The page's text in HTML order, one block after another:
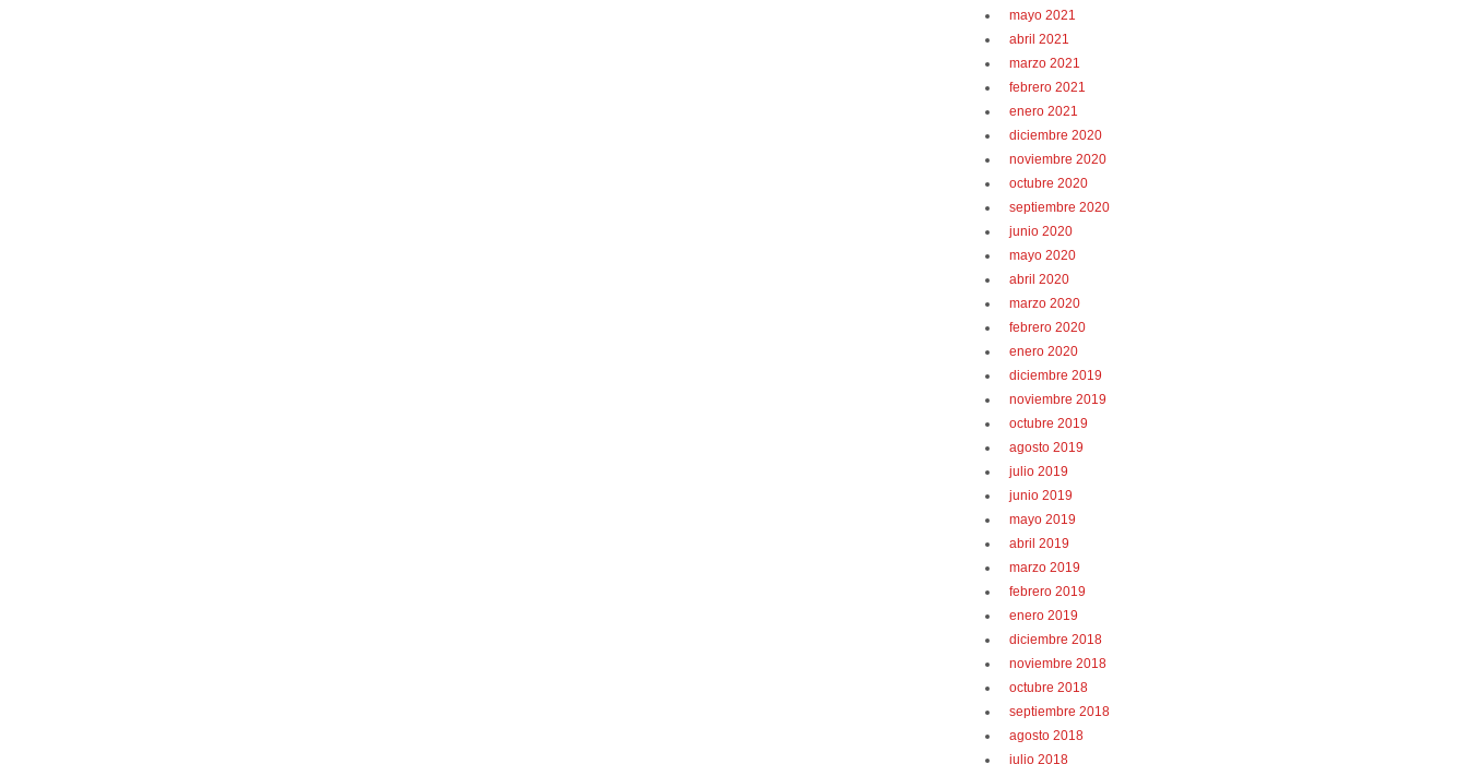
mayo 2021
abril 2021
marzo 2021
febrero 2021
enero 2021
diciembre 2020
noviembre 2020
octubre 2020
septiembre 2020
junio 2020
mayo 2020
abril 2020
marzo 2020
febrero 2020
enero 2020
diciembre 2019
noviembre 2019
octubre 2019
agosto 2019
julio 2019
junio 2019
mayo 2019
abril 2019
marzo 2019
febrero 2019
enero 2019
diciembre 2018
noviembre 2018
octubre 2018
septiembre 2018
agosto 2018
julio 2018